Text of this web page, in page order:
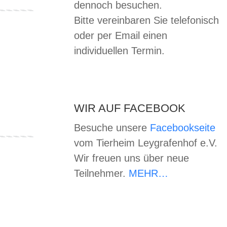
dennoch besuchen.
Bitte vereinbaren Sie telefonisch
oder per Email einen
individuellen Termin.
WIR AUF FACEBOOK
Besuche unsere Facebookseite
vom Tierheim Leygrafenhof e.V.
Wir freuen uns über neue
Teilnehmer. MEHR…